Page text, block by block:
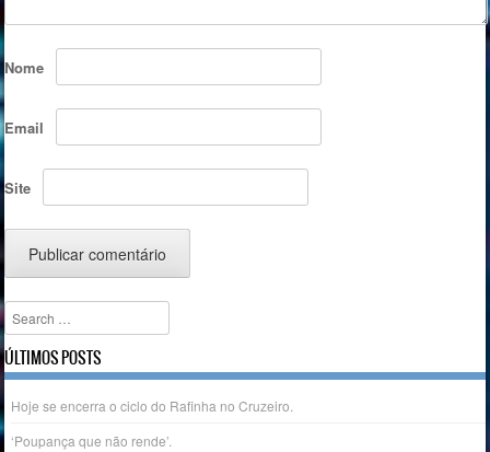
Nome
Email
Site
Search
ÚLTIMOS POSTS
Hoje se encerra o ciclo do Rafinha no Cruzeiro.
‘Poupança que não rende’.